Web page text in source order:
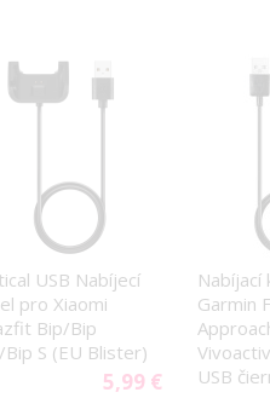
USB Nabíjecí
pro Xiaomi
Bip/Bip
S (EU Blister)
5,99 €
Nabíjací
Garmin
USB